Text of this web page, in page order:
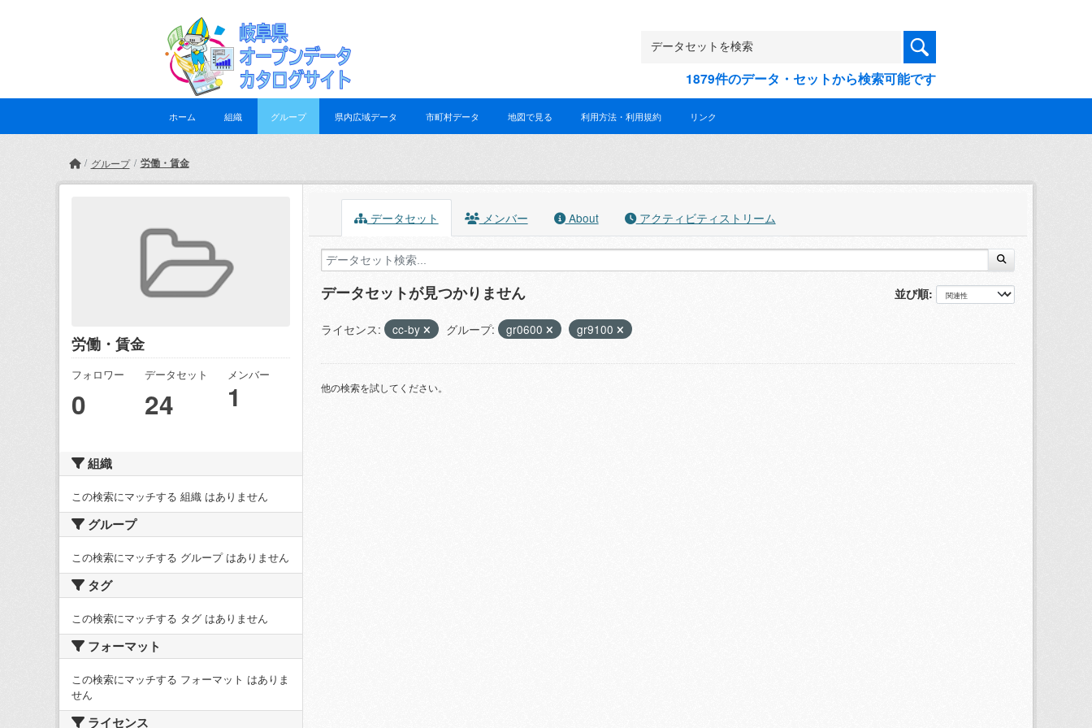
1879件のデータ・セットから検索可能です
ホーム 組織 グループ 県内広域データ 市町村データ 地図で見る 利用方法・利用規約 リンク
グループ 労働・賃金
労働・賃金
フォロワー
0
データセット
24
メンバー
1
組織
この検索にマッチする 組織 はありません
グループ
この検索にマッチする グループ はありません
タグ
この検索にマッチする タグ はありません
フォーマット
この検索にマッチする フォーマット はありま
せん
ライセンス
データセット メンバー About アクティビティストリーム
並び順
データセットが見つかりません
ライセンス: cc-by グループ: gr0600 gr9100
他の検索を試してください。